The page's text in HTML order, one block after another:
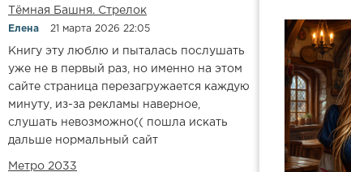
​​Тёмная Башня. Стрелок
Елена 21 марта 2026 22:05
Книгу эту люблю и пыталась послушать
уже не в первый раз, но именно на этом
сайте страница перезагружается каждую
минуту, из-за рекламы наверное,
слушать невозможно(( пошла искать
дальше нормальный сайт
Метро 2033
11
12
13
14
15
16